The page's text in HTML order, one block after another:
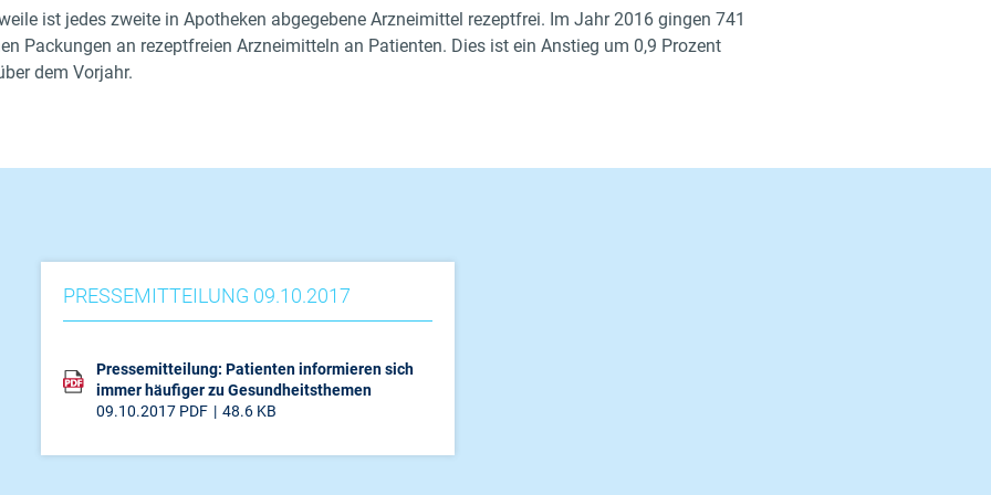
ist jedes zweite in Apotheken abgegebene Arzneimittel rezeptfrei. Im Jahr 2016 gingen 741
Packungen an rezeptfreien Arzneimitteln an Patienten. Dies ist ein Anstieg um 0,9 Prozent
dem Vorjahr.
PRESSEMITTEILUNG 09.10.2017
Pressemitteilung: Patienten informieren sich
immer häufiger zu Gesundheitsthemen
09.10.2017 PDF 48.6 KB